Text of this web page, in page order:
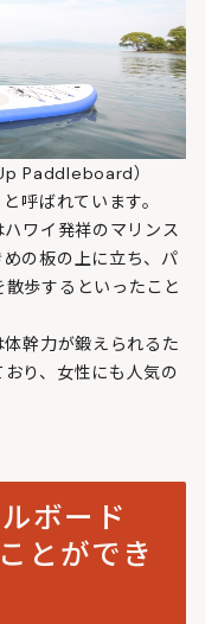
Paddleboard）
呼ばれています。
ワイ発祥のマリンス
の板の上に立ち、パ
歩するといったこと
幹力が鍛えられるた
り、女性にも人気の
ボード
とができ